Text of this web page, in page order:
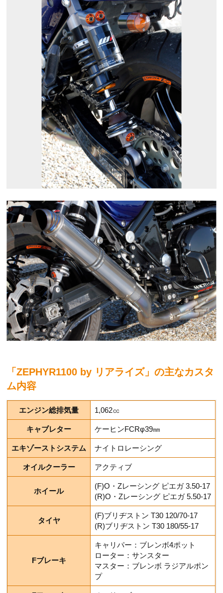
「ZEPHYR1100 by リアライズ」の主なカスタ
ム内容
エンジン総排気量 1,062㏄
キャブレター ケーヒンFCRφ39㎜
エキゾーストシステム ナイトロレーシング
オイルクーラー アクティブ
ホイール
(F)O・Zレーシング ピエガ 3.50-17
(R)O・Zレーシング ピエガ 5.50-17
タイヤ
(F)ブリヂストン T30 120/70-17
(R)ブリヂストン T30 180/55-17
Fブレーキ
キャリパー：ブレンボ4ポット
ローター：サンスター
マスター：ブレンボ ラジアルポン
プ